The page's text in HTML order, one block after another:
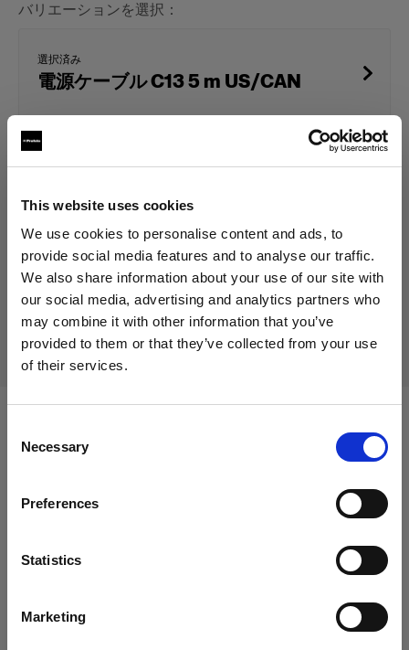
This website uses cookies
We use cookies to personalise content and ads, to
provide social media features and to analyse our traffic.
We also share information about your use of our site with
our social media, advertising and analytics partners who
may combine it with other information that you’ve
provided to them or that they’ve collected from your use
of their services.
Selection
Necessary
Preferences
Statistics
Marketing
地域を変更しますか？
Italy
バリエーションを選択：
選択済み
電源ケーブル C13 5 m US/CAN
41,00 €
33,61 €
消費税抜き
カートに追加する
配送と返品
次に対応：
Mains-powered
D1